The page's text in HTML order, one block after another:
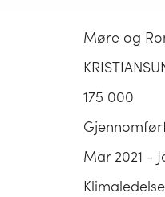
Møre og
175 000
Mar 2021 -